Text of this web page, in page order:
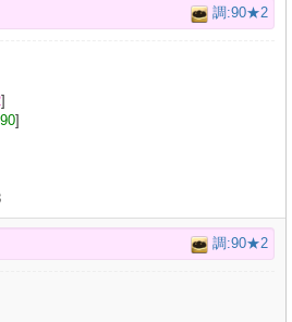
調:90★2
]
]
調:90★2